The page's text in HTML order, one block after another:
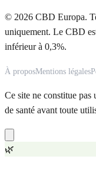
© 2026 CBD Europa.
uniquement. Le CBD
inférieur à 0,3%.
À proposMentions légales
Ce site ne constitue
de santé avant toute
🌿